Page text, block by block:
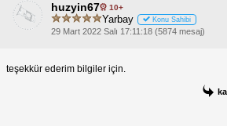
huzyin67 10+
Yarbay Konu Sahibi
29 Mart 2022 Salı 17:11:18 (5874 mesaj)
teşekkür ederim bilgiler için.